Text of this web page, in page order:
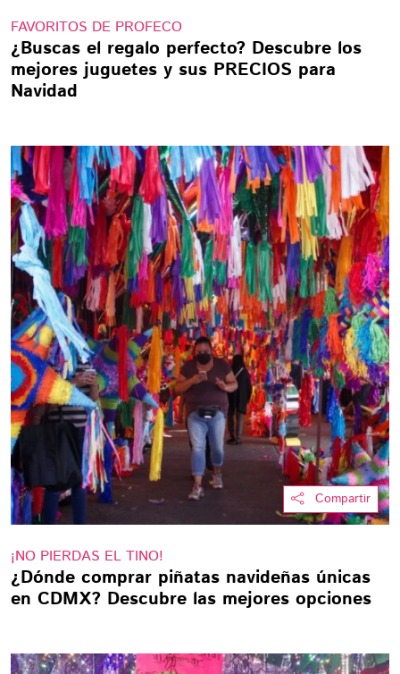
FAVORITOS DE PROFECO
¿Buscas el regalo perfecto? Descubre los
mejores juguetes y sus PRECIOS para
Navidad
Compartir
¡NO PIERDAS EL TINO!
¿Dónde comprar piñatas navideñas únicas
en CDMX? Descubre las mejores opciones